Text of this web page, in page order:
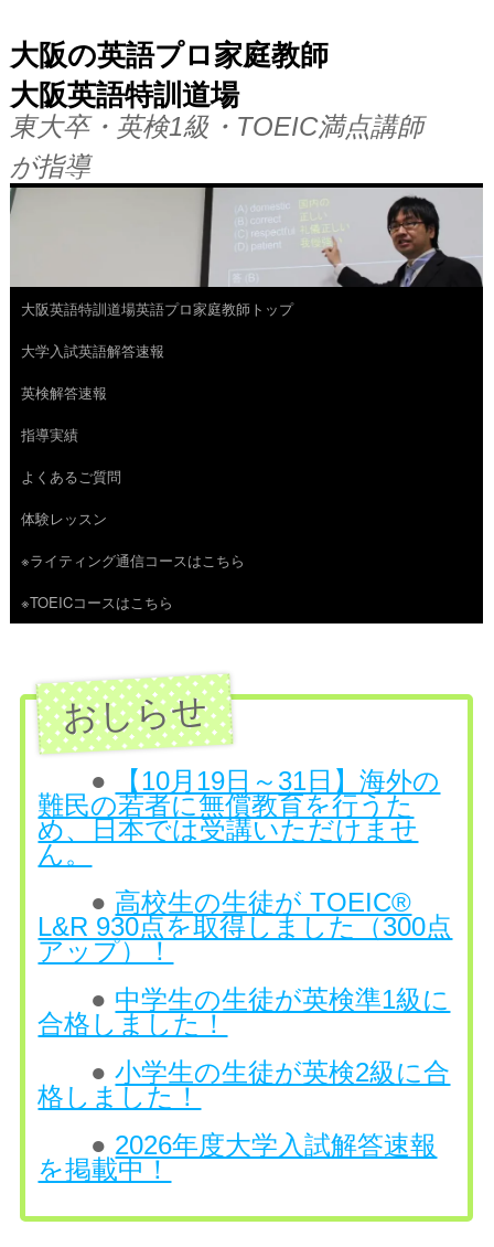
大阪の英語プロ家庭教師
大阪英語特訓道場
東大卒・英検1級・TOEIC満点講師
が指導
コ
ン
テ
ン
ツ
へ
ス
キ
大阪英語特訓道場英語プロ家庭教師トップ
大学入試英語解答速報
英検解答速報
指導実績
よくあるご質問
体験レッスン
※ライティング通信コースはこちら
※TOEICコースはこちら
●
【10月19日～31日】海外の
難民の若者に無償教育を行うた
め、日本では受講いただけませ
ん。
● 高校生の生徒が TOEIC®
L&R 930点を取得しました（300点
アップ）！
● 中学生の生徒が英検準1級に
合格しました！
●小学生の生徒が英検2級に合
格しました！
● 2026年度大学入試解答速報
を掲載中！